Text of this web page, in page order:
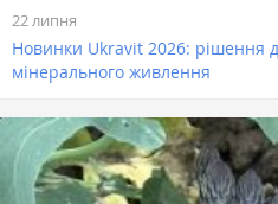
22 липня
Новинки Ukravit 2026: рішення
мінерального живлення